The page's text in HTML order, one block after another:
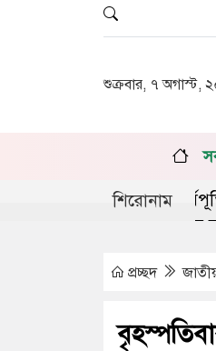
শুক্রবার, ৭ অগাস্ট,
শিরোনাম
দ্বিতীয় বর্ষপূর্তিতে
লিগ্যাল এইড কমিটির
প্রচ্ছদ